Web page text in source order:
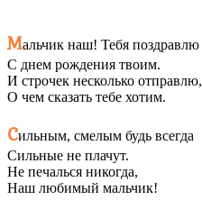
Мальчик наш! Тебя поздравлю
С днем рождения твоим.
И строчек несколько отправлю,
О чем сказать тебе хотим.
Сильным, смелым будь всегда
Сильные не плачут.
Не печалься никогда,
Наш любимый мальчик!